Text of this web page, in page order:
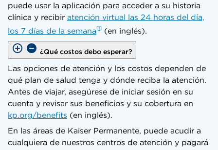
puede usar la aplicación para acceder a su historia
clínica y recibir atención virtual las 24 horas del día,
los 7 días de la semana 1 (en inglés).
¿Qué costos debo esperar?
Las opciones de atención y los costos dependen de
qué plan de salud tenga y dónde reciba la atención.
Antes de viajar, asegúrese de iniciar sesión en su
cuenta y revisar sus beneficios y su cobertura en
kp.org/benefits (en inglés).
En las áreas de Kaiser Permanente, puede acudir a
cualquiera de nuestros centros de atención y pagará